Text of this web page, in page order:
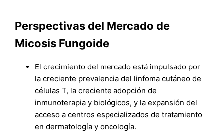
Perspectivas del Mercado de
Micosis Fungoide
El crecimiento del mercado está impulsado por
la creciente prevalencia del linfoma cutáneo de
células T, la creciente adopción de
inmunoterapia y biológicos, y la expansión del
acceso a centros especializados de tratamiento
en dermatología y oncología.